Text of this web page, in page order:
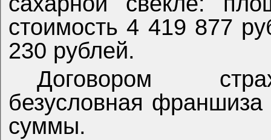
стоимость 4 419 877
230 рублей.
Договором
безусловная
суммы.